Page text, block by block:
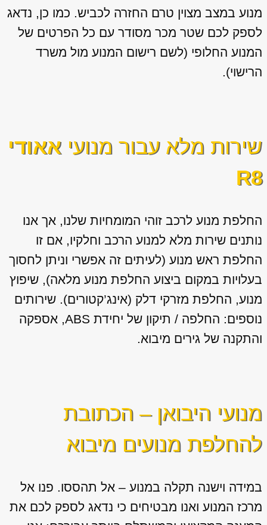
מנוע במצב מצוין טרם החזרה לכביש. כמו כן, נדאג
לספק לכם שטר מכר מסודר עם כל הפרטים של
המנוע החלופי (לשם רישום המנוע מול משרד
הרישוי).
שירות מלא עבור מנועי אאודי
R8
החלפת מנוע לרכב זוהי המומחיות שלנו, אך אנו
נותנים שירות מלא למנוע הרכב וחלקיו, אם זו
החלפת ראש מנוע (לעיתים זה אפשרי וניתן לחסוך
בעלויות במקום ביצוע החלפת מנוע מלאה), שיפוץ
מנוע, החלפת מזרקי דלק (אינג’קטורים). שירותים
נוספים: החלפה / תיקון של יחידת ABS, אספקה
והתקנה של גירים מיבוא.
מנועי היבואן – הכתובת
להחלפת מנועים מיבוא
במידה וישנה תקלה במנוע – אל תהססו. פנו אל
מרכז המנוע ואנו מבטיחים כי נדאג לספק לכם את